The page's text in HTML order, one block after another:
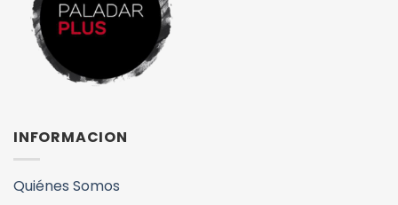
INFORMACION
Quiénes Somos